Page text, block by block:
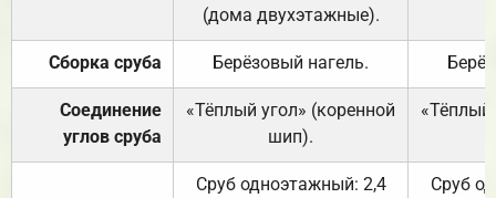
(дома двухэтажные).
Сборка сруба Берёзовый нагель.
Соединение
углов сруба
«Тёплый угол» (коренной
шип).
«Тёплый
Сруб одноэтажный: 2,4
Сруб